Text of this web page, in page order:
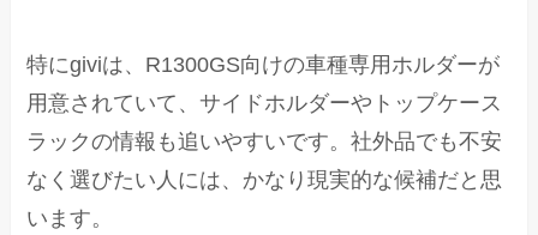
特にgiviは、R1300GS向けの車種専用ホルダーが
用意されていて、サイドホルダーやトップケース
ラックの情報も追いやすいです。社外品でも不安
なく選びたい人には、かなり現実的な候補だと思
います。